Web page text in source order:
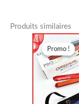
Produits similaires
Promo !
Promo !